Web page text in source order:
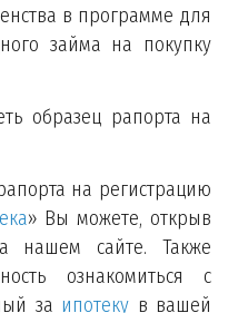
в программе для
займа на покупку
образец рапорта на
на регистрацию
» Вы можете, открыв
нашем сайте. Также
ознакомиться с
за ипотеку в вашей